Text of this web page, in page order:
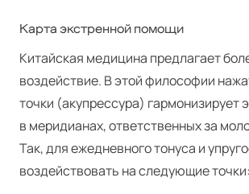
Карта экстренной помощи
Китайская медицина предлагает
воздействие. В этой философии
точки (акупрессура) гармонизирует
в меридианах, ответственных за
Так, для ежедневного тонуса и
воздействовать на следующие точки: